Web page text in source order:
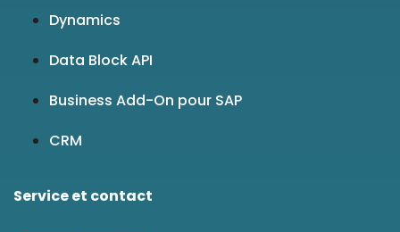
Dynamics
Data Block API
Business Add-On pour SAP
CRM
Service et contact